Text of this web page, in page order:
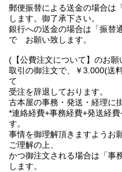
郵便振替による送金の場合は
します。御了承下さい。
銀行への送金の場合は「振替
で お願い致します。
(【公費注文について】のお願
取引の御注文で、￥3.000(送
て
受注を辞退しております。
古本屋の事務・発送・経理に
*連絡経費+事務経費+発送経
す。
事情を御理解頂きますようお
ご理解の上、
かつ御注文される場合は「
します。